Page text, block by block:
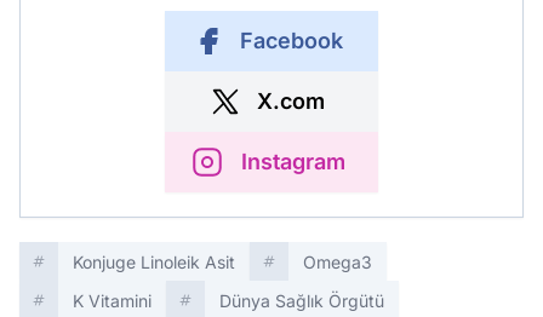
Facebook
X.com
Instagram
Konjuge Linoleik Asit
Omega3
K Vitamini
Dünya Sağlık Örgütü